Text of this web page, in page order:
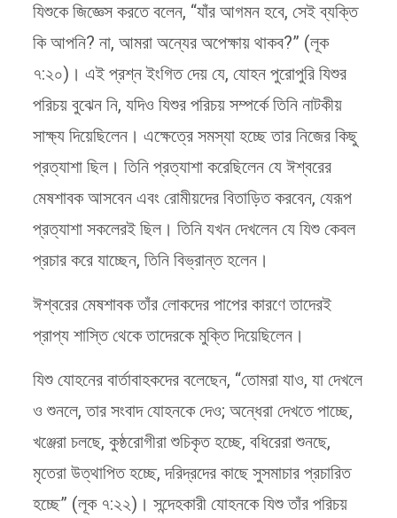
যিশুকে জিজ্ঞেস করতে বলেন, “যাঁর আগমন হবে, সেই ব্যক্তি
কি আপনি? না, আমরা অন্যের অপেক্ষায় থাকব?” (লূক
৭:২০)। এই প্রশ্ন ইংগিত দেয় যে, যোহন পুরোপুরি যিশুর
পরিচয় বুঝেন নি, যদিও যিশুর পরিচয় সম্পর্কে তিনি নাটকীয়
সাক্ষ্য দিয়েছিলেন। এক্ষেত্রে সমস্যা হচ্ছে তার নিজের কিছু
প্রত্যাশা ছিল। তিনি প্রত্যাশা করেছিলেন যে ঈশ্বরের
মেষশাবক আসবেন এবং রোমীয়দের বিতাড়িত করবেন, যেরূপ
প্রত্যাশা সকলেরই ছিল। তিনি যখন দেখলেন যে যিশু কেবল
প্রচার করে যাচ্ছেন, তিনি বিভ্রান্ত হলেন।
ঈশ্বরের মেষশাবক তাঁর লোকদের পাপের কারণে তাদেরই
প্রাপ্য শাস্তি থেকে তাদেরকে মুক্তি দিয়েছিলেন।
যিশু যোহনের বার্তাবাহকদের বলেছেন, “তোমরা যাও, যা দেখলে
ও শুনলে, তার সংবাদ যোহনকে দেও; অন্ধেরা দেখতে পাচ্ছে,
খঞ্জেরা চলছে, কুষ্ঠরোগীরা শুচিকৃত হচ্ছে, বধিরেরা শুনছে,
মৃতেরা উত্থাপিত হচ্ছে, দরিদ্রদের কাছে সুসমাচার প্রচারিত
হচ্ছে” (লূক ৭:২২)। সন্দেহকারী যোহনকে যিশু তাঁর পরিচয়